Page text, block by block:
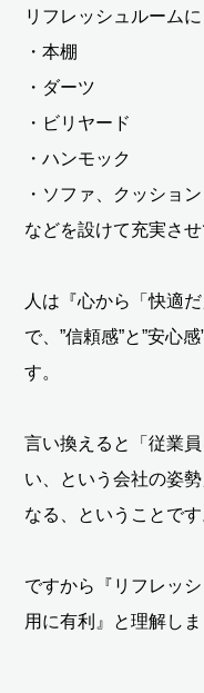
リフレッシュルームに
・本棚
・ダーツ
・ビリヤード
・ハンモック
・ソファ、クッション
などを設けて充実させ
人は『心から「快適
で、”信頼感”と”安心
す。
言い換えると「従業
い、という会社の姿
なる、ということです
ですから『リフレッ
用に有利』と理解しま